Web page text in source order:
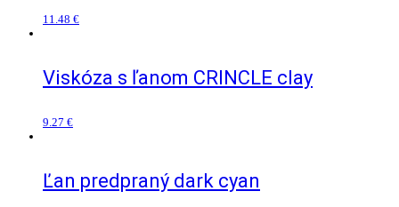
11.48 €
Viskóza s ľanom CRINCLE clay
9.27 €
Ľan predpraný dark cyan